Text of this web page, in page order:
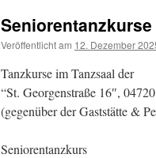
Veröffentlicht am 12. Dezember
Tanzkurse im Tanzsaal der
“St. Georgenstraße 16″,
(gegenüber der Gaststätte &
Seniorentanzkurs